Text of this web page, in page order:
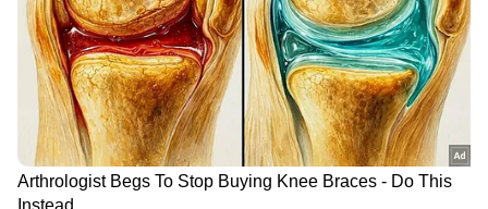
ബാലറ്റ് പേപ്പറുകൾ ഇത്രയും ദിവസങ്ങളായിട്ടും
കോളേജിൽ തന്നെയായിരുന്നു സൂക്ഷിച്ചിരുന്നു
എന്നത് ഏതു തരത്തിലുള്ള ക്രമക്കേടിനും
ഇടവരുത്തുന്നതാണ്. 48 മണിക്കൂറുകൾക്ക്
ശേഷം മാത്രമാണ് കോളേജിലെ സ്ട്രോങ്ങ്
റൂമിലേക്ക് ബാലറ്റ് പേപ്പർ മാറ്റിയത്. തുടർന്ന്